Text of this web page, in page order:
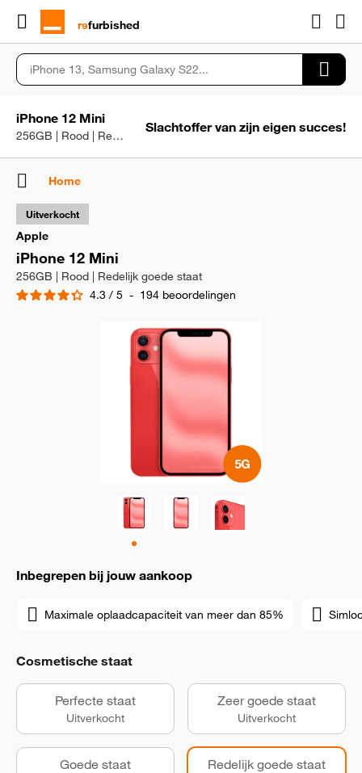
rɘfurbished
iPhone 12 Mini
256GB | Rood | Redelijk goede staat
Slachtoffer van zijn eigen succes!
Home
Apple
iPhone 12 Mini
256GB | Rood | Redelijk goede staat
4.3 / 5 - 194 beoordelingen
Uitverkocht
Inbegrepen bij jouw aankoop
Maximale oplaadcapaciteit van meer dan 85%
Cosmetische staat
Perfecte staat
Uitverkocht
Zeer goede staat
Uitverkocht
Goede staat Redelijk goede staat